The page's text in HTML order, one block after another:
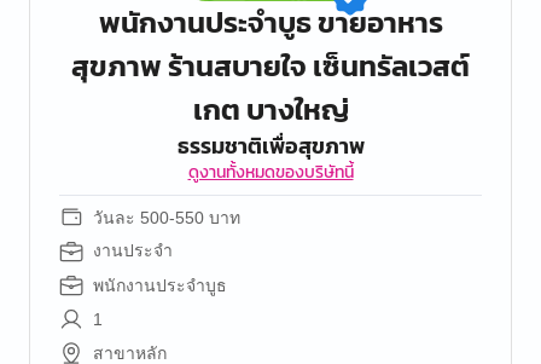
พนักงานประจำบูธ ขายอาหาร
สุขภาพ ร้านสบายใจ เซ็นทรัลเวสต์
เกต บางใหญ่
ธรรมชาติเพื่อสุขภาพ
ดูงานทั้งหมดของบริษัทนี้
วันละ 500-550 บาท
งานประจำ
พนักงานประจำบูธ
1
สาขาหลัก